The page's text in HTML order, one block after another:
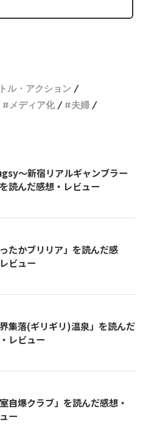
ル・アクション
メディア化
夫婦
～新宿リアルギャンブラー
読んだ感想・レビュー
ったかブリリア」を読んだ感
ビュー
界集落(ギリギリ)温泉」を読んだ
レビュー
室自爆クラブ」を読んだ感想・
ー